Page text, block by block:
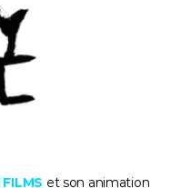
et son animation